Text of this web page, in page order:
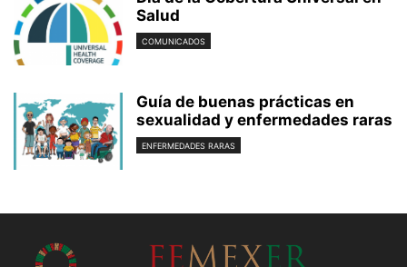
Salud
COMUNICADOS
Guía de buenas prácticas en
sexualidad y enfermedades raras
ENFERMEDADES RARAS